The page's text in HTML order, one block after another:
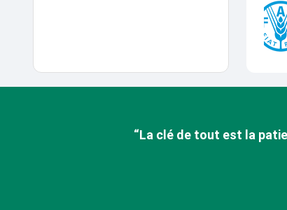
“La clé de tout est la